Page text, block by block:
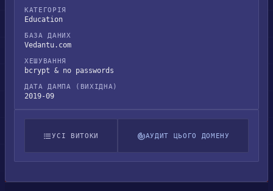
КАТЕГОРІЯ
Education
БАЗА ДАНИХ
Vedantu.com
ХЕШУВАННЯ
bcrypt & no passwords
ДАТА ДАМПА (ВИХІДНА)
2019-09
УСІ ВИТОКИ АУДИТ ЦЬОГО ДОМЕНУ